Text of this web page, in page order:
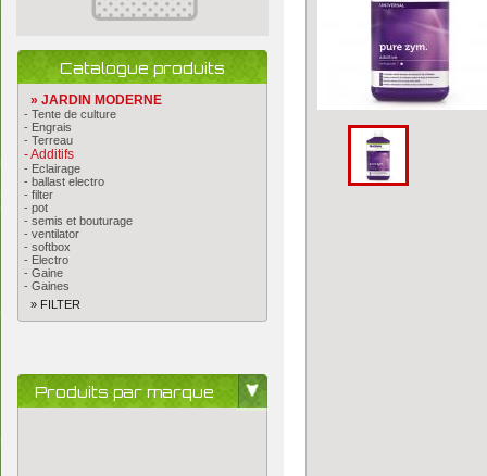
Catalogue produits
» JARDIN MODERNE
- Tente de culture
- Engrais
- Terreau
- Additifs
- Eclairage
- ballast electro
- filter
- pot
- semis et bouturage
- ventilator
- softbox
- Electro
- Gaine
- Gaines
» FILTER
Produits par marque